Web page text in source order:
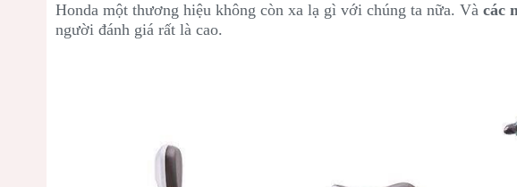
Honda một thương hiệu không còn xa lạ gì với chúng ta nữa. Và các
người đánh giá rất là cao.